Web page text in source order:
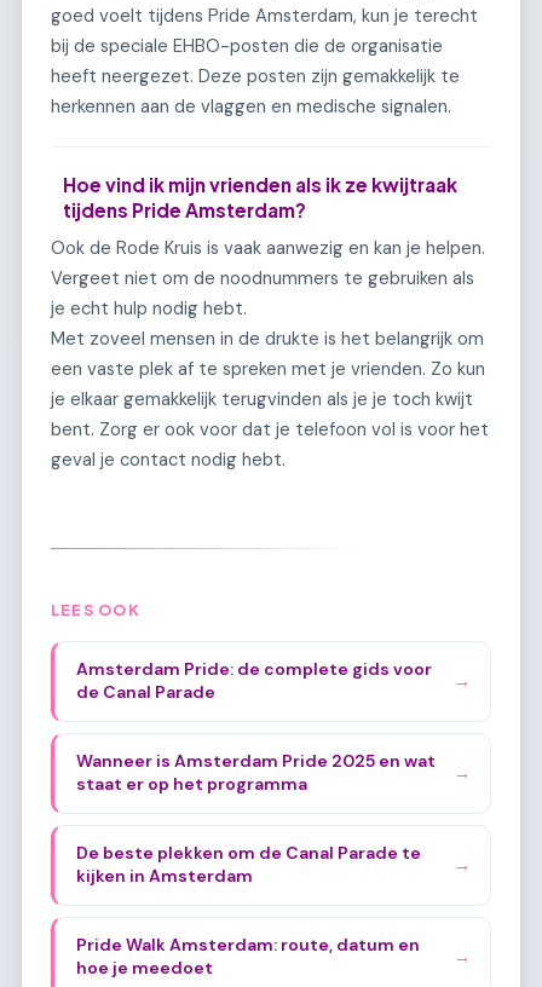
goed voelt tijdens Pride Amsterdam, kun je terecht
bij de speciale EHBO-posten die de organisatie
heeft neergezet. Deze posten zijn gemakkelijk te
herkennen aan de vlaggen en medische signalen.
Hoe vind ik mijn vrienden als ik ze kwijtraak
tijdens Pride Amsterdam?
Ook de Rode Kruis is vaak aanwezig en kan je helpen.
Vergeet niet om de noodnummers te gebruiken als
je echt hulp nodig hebt.
Met zoveel mensen in de drukte is het belangrijk om
een vaste plek af te spreken met je vrienden. Zo kun
je elkaar gemakkelijk terugvinden als je je toch kwijt
bent. Zorg er ook voor dat je telefoon vol is voor het
geval je contact nodig hebt.
LEES OOK
Amsterdam Pride: de complete gids voor
de Canal Parade
→
Wanneer is Amsterdam Pride 2025 en wat
staat er op het programma
→
De beste plekken om de Canal Parade te
kijken in Amsterdam
→
Pride Walk Amsterdam: route, datum en
hoe je meedoet
→